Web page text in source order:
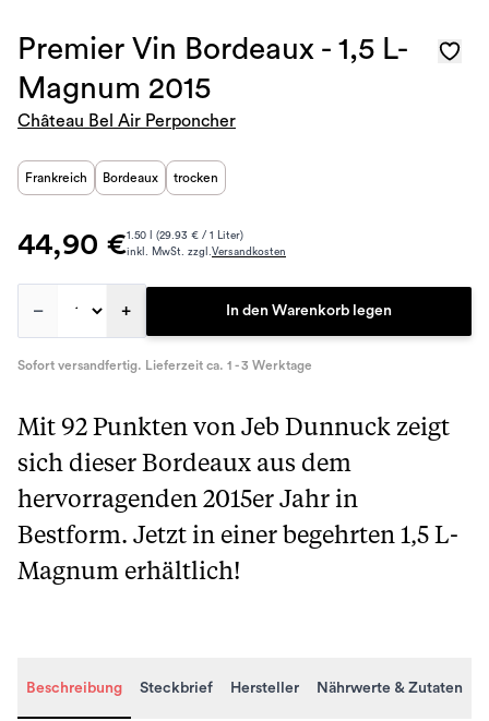
Premier Vin Bordeaux - 1,5 L-
Magnum 2015
Château Bel Air Perponcher
Frankreich Bordeaux trocken
44,90 €1.50 l (29.93 € / 1 Liter)
inkl. MwSt. zzgl.Versandkosten
– + In den Warenkorb legen
Sofort versandfertig. Lieferzeit ca. 1 - 3 Werktage
Mit 92 Punkten von Jeb Dunnuck zeigt
sich dieser Bordeaux aus dem
hervorragenden 2015er Jahr in
Bestform. Jetzt in einer begehrten 1,5 L-
Magnum erhältlich!
Beschreibung Steckbrief Hersteller Nährwerte & Zutaten